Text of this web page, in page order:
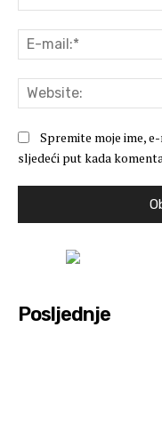
Spremite moje ime,
sljedeći put kada
Posljednje